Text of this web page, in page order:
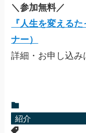
＼参加無料／
『人生を変える
ナー）
詳細・お申し込み
紹介